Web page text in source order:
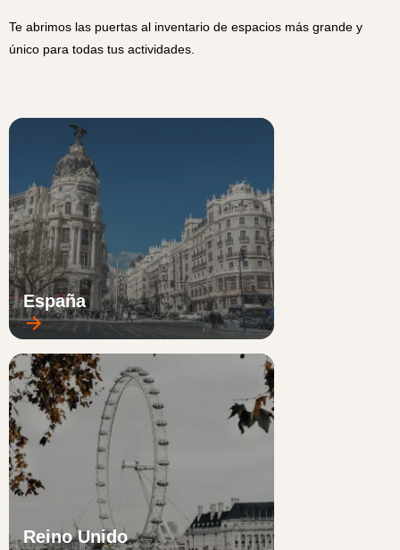
Te abrimos las puertas al inventario de espacios más grande y
único para todas tus actividades.
España
Reino Unido